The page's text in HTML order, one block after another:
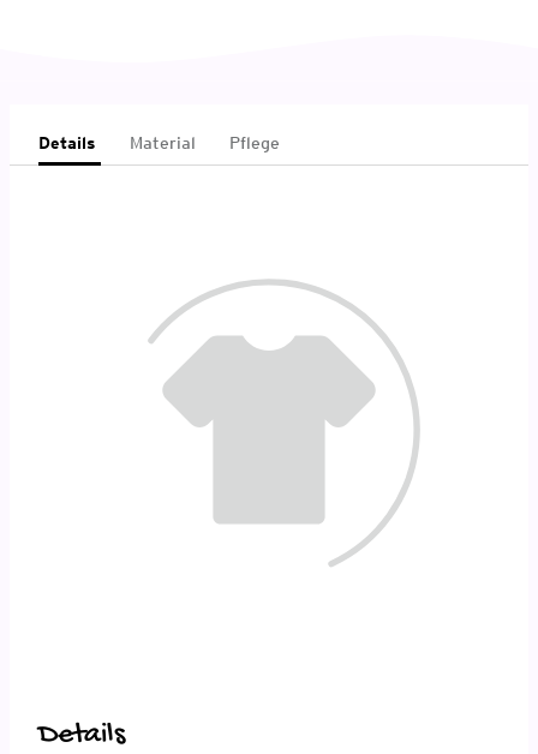
Details Material Pflege
Details